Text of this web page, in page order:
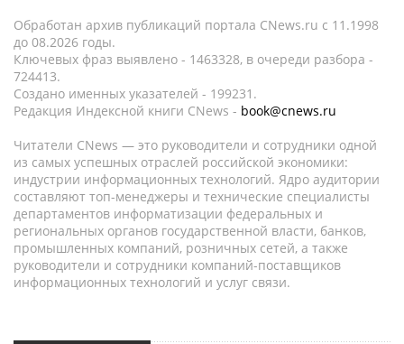
Обработан архив публикаций портала CNews.ru c 11.1998
до 08.2026 годы.
Ключевых фраз выявлено - 1463328, в очереди разбора -
724413.
Создано именных указателей - 199231.
Редакция Индексной книги CNews - book@cnews.ru
Читатели CNews — это руководители и сотрудники одной
из самых успешных отраслей российской экономики:
индустрии информационных технологий. Ядро аудитории
составляют топ-менеджеры и технические специалисты
департаментов информатизации федеральных и
региональных органов государственной власти, банков,
промышленных компаний, розничных сетей, а также
руководители и сотрудники компаний-поставщиков
информационных технологий и услуг связи.